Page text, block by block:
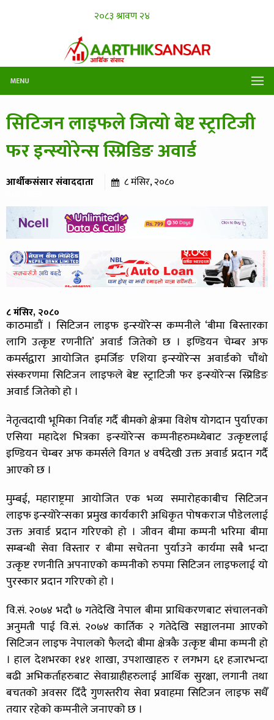
MENU
सिटिजन लाइफले जित्यो बेष्ट स्ट्राटिजी
फर इन्स्योरेन्स स्प्रिडिङ अवार्ड
आर्थीकसंसार संवाददाता ८ मंसिर, २०८०
८ मंसिर, २०८०
काठमाडौं । सिटिजन लाइफ इन्स्योरेन्स कम्पनीले ‘बीमा बिस्तारका
लागि उत्कृष्ट रणनीति’ अवार्ड जितेको छ । इण्डियन चेम्बर अफ
कमर्सद्वारा आयोजित इमर्जिङ एशिया इन्स्योरेन्स अवार्डको चौंथो
संस्करणमा सिटिजन लाइफले बेष्ट स्ट्राटिजी फर इन्स्योरेन्स स्प्रिडिङ
अवार्ड जितेको हो ।
नेतृत्वदायी भूमिका निर्वाह गर्दै बीमको क्षेत्रमा विशेष योगदान पुर्याएका
एसिया महादेश भित्रका इन्स्योरेन्स कम्पनीहरुमध्येबाट उत्कृष्टलाई
इण्डियन चेम्बर अफ कमर्सले विगत ४ वर्षदेखी उक्त अवार्ड प्रदान गर्दै
आएको छ ।
मुम्बई, महाराष्ट्रमा आयोजित एक भव्य समारोहकाबीच सिटिजन
लाइफ इन्स्योरेन्सका प्रमुख कार्यकारी अधिकृत पोषकराज पौडेललाई
उक्त अवार्ड प्रदान गरिएको हो । जीवन बीमा कम्पनी भरिमा बीमा
सम्बन्धी सेवा विस्तार र बीमा सचेतना पुर्याउने कार्यमा सबै भन्दा
उत्कृष्ट रणनीति अपनाएको कम्पनीको रुपमा सिटिजन लाइफलाई यो
पुरस्कार प्रदान गरिएको हो ।
वि.सं. २०७४ भदौ ७ गतेदेखि नेपाल बीमा प्राधिकरणबाट संचालनको
अनुमती पाई वि.सं. २०७४ कार्तिक २ गतेदेखि सञ्चालनमा आएको
सिटिजन लाइफ नेपालको फैलदो बीमा क्षेत्रकै उत्कृष्ट बीमा कम्पनी हो
। हाल देशभरका १४१ शाखा, उपशाखाहरु र लगभग ६१ हजारभन्दा
बढी अभिकर्ताहरुबाट सेवाग्राहीहरुलाई आर्थिक सुरक्षा, लगानी तथा
बचतको अवसर दिँदै गुणस्तरीय सेवा प्रवाहमा सिटिजन लाइफ सधैँ
तयार रहेको कम्पनीले जनाएको छ ।